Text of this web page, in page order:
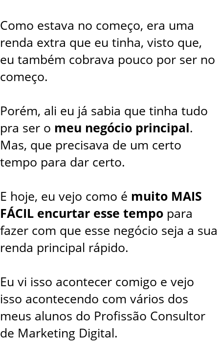
Como estava no começo, era uma
renda extra que eu tinha, visto que,
eu também cobrava pouco por ser no
começo.
Porém, ali eu já sabia que tinha tudo
pra ser o meu negócio principal.
Mas, que precisava de um certo
tempo para dar certo.
E hoje, eu vejo como é muito MAIS
FÁCIL encurtar esse tempo para
fazer com que esse negócio seja a sua
renda principal rápido.
Eu vi isso acontecer comigo e vejo
isso acontecendo com vários dos
meus alunos do Profissão Consultor
de Marketing Digital.